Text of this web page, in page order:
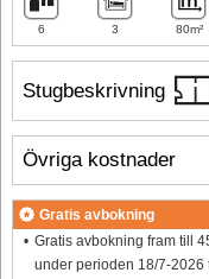
Stugbeskrivning
6 3 80m²
Övriga kostnader
Gratis avbokning
Gratis avbokning fram till
under perioden 18/7-2026